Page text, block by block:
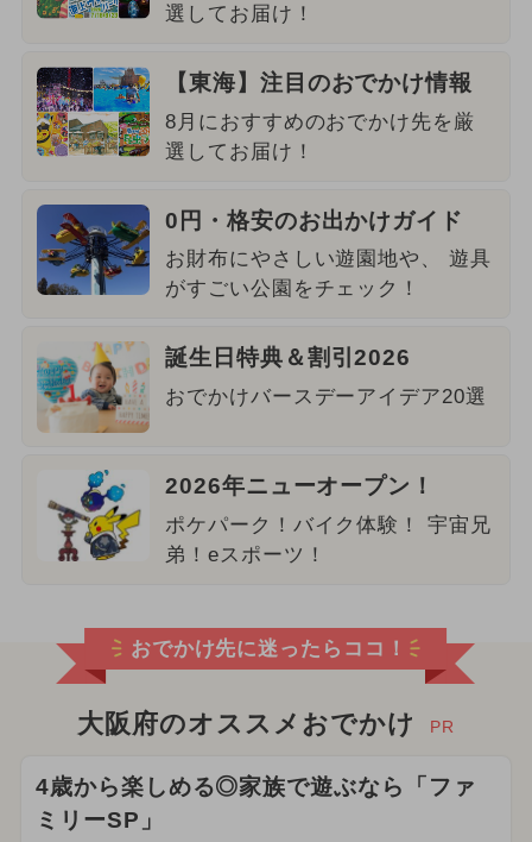
選してお届け！
【東海】注目のおでかけ情報
8月におすすめのおでかけ先を厳
選してお届け！
0円・格安のお出かけガイド
お財布にやさしい遊園地や、 遊具
がすごい公園をチェック！
誕生日特典＆割引2026
おでかけバースデーアイデア20選
2026年ニューオープン！
ポケパーク！バイク体験！ 宇宙兄
弟！eスポーツ！
おでかけ先に迷ったらココ！
大阪府のオススメおでかけ PR
4歳から楽しめる◎家族で遊ぶなら「ファ
ミリーSP」